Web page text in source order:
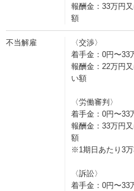
報酬金：33万円
額
不当解雇
〈交渉〉
着手金：0円〜33
報酬金：22万円
い額
〈労働審判〉
着手金：0円〜33
報酬金：33万円
額
※1期日あたり3
〈訴訟〉
着手金：0円〜33